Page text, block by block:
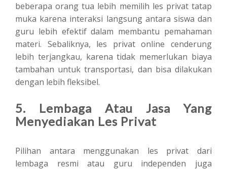
beberapa orang tua lebih memilih les privat tatap
muka karena interaksi langsung antara siswa dan
guru lebih efektif dalam membantu pemahaman
materi. Sebaliknya, les privat online cenderung
lebih terjangkau, karena tidak memerlukan biaya
tambahan untuk transportasi, dan bisa dilakukan
dengan lebih fleksibel.
5. Lembaga Atau Jasa Yang
Menyediakan Les Privat
Pilihan antara menggunakan les privat dari
lembaga resmi atau guru independen juga